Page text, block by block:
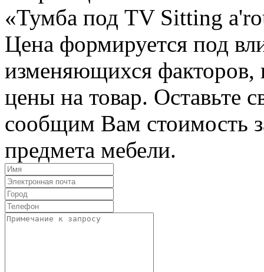
«Тумба под TV Sitting
Цена формируется под
изменяющихся факторов,
цены на товар. Оставьте
сообщим Вам стоимость
предмета мебели.